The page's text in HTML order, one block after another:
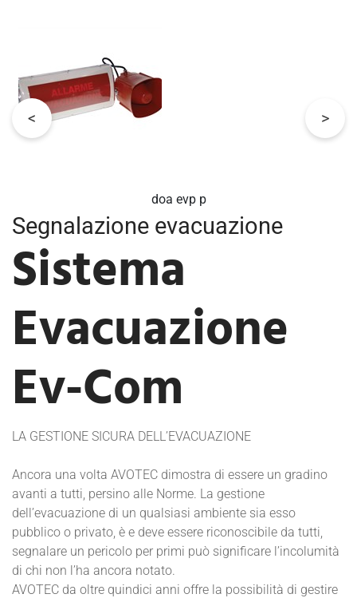
Segnalazione evacuazione
Sistema
Evacuazione
Ev-Com
LA GESTIONE SICURA DELL’EVACUAZIONE
Ancora una volta AVOTEC dimostra di essere un gradino
avanti a tutti, persino alle Norme. La gestione
dell’evacuazione di un qualsiasi ambiente sia esso
pubblico o privato, è e deve essere riconoscibile da tutti,
segnalare un pericolo per primi può significare l’incolumità
di chi non l’ha ancora notato.
AVOTEC da oltre quindici anni offre la possibilità di gestire